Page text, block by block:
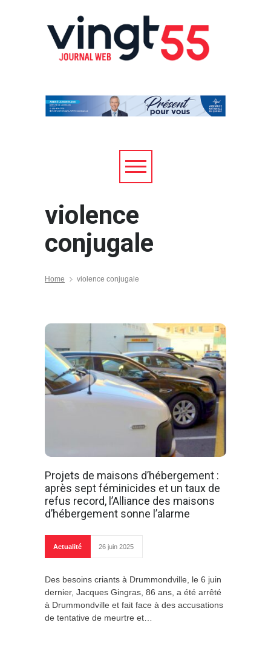
violence
conjugale
Home violence conjugale
Projets de maisons d’hébergement :
après sept féminicides et un taux de
refus record, l’Alliance des maisons
d’hébergement sonne l’alarme
Actualité 26 juin 2025
Des besoins criants à Drummondville, le 6 juin
dernier, Jacques Gingras, 86 ans, a été arrêté
à Drummondville et fait face à des accusations
de tentative de meurtre et…